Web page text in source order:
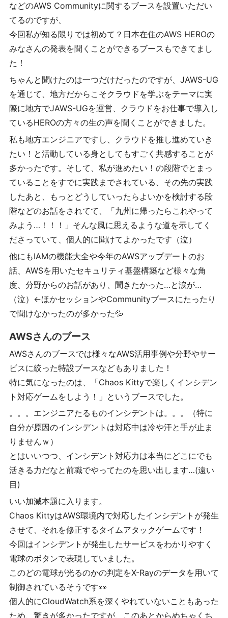
などのAWS Communityに関するブースを設置いただい
てるのですが、
今回私が知る限りでは初めて？日本在住のAWS HEROの
みなさんの発表を聞くことができるブースもできてまし
た！
ちゃんと聞けたのは一つだけだったのですが、JAWS-UG
を通じて、地方だからこそクラウドを学ぶをテーマに実
際に地方でJAWS-UGを運営、クラウドをお仕事で導入し
ているHEROの方々の生の声を聞くことができました。
私も地方エンジニアですし、クラウドを推し進めていき
たい！と活動している身としてもすごく共感することが
多かったです。そして、私が進めたい！の段階でとまっ
ていることをすでに実践までされている、その先の実践
したあと、もっとどうしていったらよいかを検討する段
階などのお話をされてて、「九州に帰ったらこれやって
みよう…！！！」そんな風に思えるような道を示してく
ださっていて、個人的に聞けてよかったです（泣）
他にもIAMの機能大全や今年のAWSアップデートのお
話、AWSを用いたセキュリティ基盤構築など様々な角
度、分野からのお話があり、聞きたかった…と涙が…
（泣）←ほかセッションやCommunityブースにたったり
で聞けなかったのが多かった💦
AWSさんのブース
AWSさんのブースでは様々なAWS活用事例や分野やサー
ビスに絞った特設ブースなどもありました！
特に気になったのは、「Chaos Kittyで楽しくインシデン
ト対応ゲームをしよう！」というブースでした。
。。。エンジニアたるものインシデントは。。。（特に
自分が原因のインシデントは対応中は冷や汗と手が止ま
りませんｗ）
とはいいつつ、インシデント対応力は本当にどこにでも
活きる力だなと前職でやってたのを思い出します…(遠い
目)
いい加減本題に入ります。
Chaos KittyはAWS環境内で対応したインシデントが発生
させて、それを修正するタイムアタックゲームです！
今回はインシデントが発生したサービスをわかりやすく
電球のボタンで表現していました。
このどの電球が光るのかの判定をX-Rayのデータを用いて
制御されているそうです👀
個人的にCloudWatch系を深くやれていないこともあった
ため、驚きが多かったですが、このあとからめちゃくち